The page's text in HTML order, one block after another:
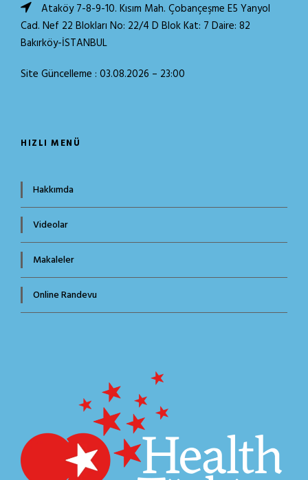
Ataköy 7-8-9-10. Kısım Mah. Çobançeşme E5 Yanyol
Cad. Nef 22 Blokları No: 22/4 D Blok Kat: 7 Daire: 82
Bakırköy-İSTANBUL
Site Güncelleme : 03.08.2026 – 23:00
HIZLI MENÜ
Hakkımda
Videolar
Makaleler
Online Randevu